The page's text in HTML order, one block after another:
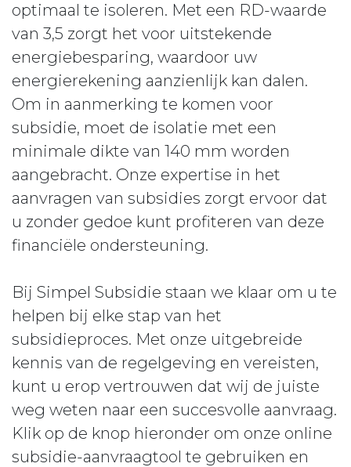
optimaal te isoleren. Met een RD-waarde
van 3,5 zorgt het voor uitstekende
energiebesparing, waardoor uw
energierekening aanzienlijk kan dalen.
Om in aanmerking te komen voor
subsidie, moet de isolatie met een
minimale dikte van 140 mm worden
aangebracht. Onze expertise in het
aanvragen van subsidies zorgt ervoor dat
u zonder gedoe kunt profiteren van deze
financiële ondersteuning.
Bij Simpel Subsidie staan we klaar om u te
helpen bij elke stap van het
subsidieproces. Met onze uitgebreide
kennis van de regelgeving en vereisten,
kunt u erop vertrouwen dat wij de juiste
weg weten naar een succesvolle aanvraag.
Klik op de knop hieronder om onze online
subsidie-aanvraagtool te gebruiken en